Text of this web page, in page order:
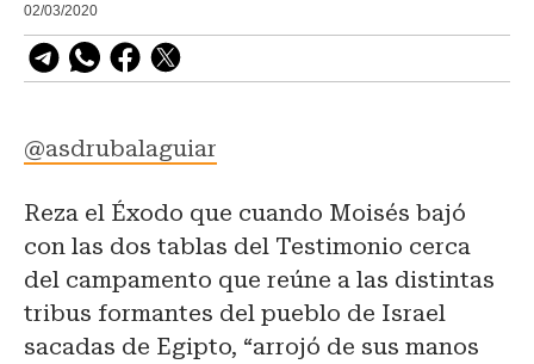
02/03/2020
@asdrubalaguiar
Reza el Éxodo que cuando Moisés bajó
con las dos tablas del Testimonio cerca
del campamento que reúne a las distintas
tribus formantes del pueblo de Israel
sacadas de Egipto, “arrojó de sus manos